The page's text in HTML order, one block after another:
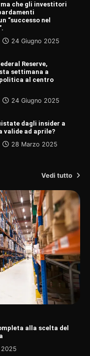
che gli investitori
“successo nel
24 Giugno 2025
Reserve,
settimana a
al centro
24 Giugno 2025
dagli insider a
valide ad aprile?
28 Marzo 2025
Vedi tutto
alla scelta del
2025